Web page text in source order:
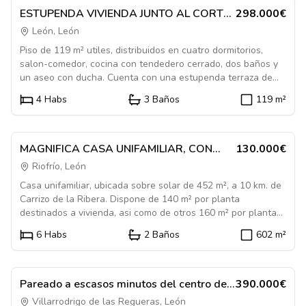
con acceso desde la cocina y el salon. P. SEGUNDA: Tres
dormitorios de gran tamaño y baño.
Piso En Venta
ESTUPENDA VIVIENDA JUNTO AL CORTE
INGLES, CON VISTAS AL PARQUE DEL
TREN
298.000€
León, León
Piso de 119 m² utiles, distribuidos en cuatro dormitorios,
salon-comedor, cocina con tendedero cerrado, dos baños y
un aseo con ducha. Cuenta con una estupenda terraza de
unos 20 m² Gran servicio de armarios empotrados. Fabulosa
plaza de garaje, para dos vehiculos en linea, y trastero de 8
m². REBAJADO !!!!
4 Habs 3 Baños 119 m²
Casa En Venta
Destacado
MAGNIFICA CASA UNIFAMILIAR, CON
PATIO
130.000€
Riofrío, León
Casa unifamiliar, ubicada sobre solar de 452 m², a 10 km. de
Carrizo de la Ribera. Dispone de 140 m² por planta
destinados a vivienda, asi como de otros 160 m² por planta
destinados a almacen. En el centro de la edificacion se
encuentra el patio, de una superficie aproximada de 150 m².
La vivienda se distribuye del siguiente modo: P 1ª - cocina de
gran tamaño, salon, dos dormitorios, baño, cuarto trastero, y
hueco bajo escalera. P 2ª - cuatro dormitorios, cuarto de
plancha, dos salones, aseo y cuarto trastero. En la planta
6 Habs 2 Baños 602 m²
Casa En Venta
Pareado a escasos minutos del centro de
León
390.000€
Villarrodrigo de las Regueras, León